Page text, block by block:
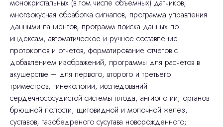
монокристальных (в том числе объемных) датчиков;
многфокусная обработка сигналов, программа управления
данными пациентов, программ поиска данных по
индексам, автоматическое и ручное составление
протоколов и отчетов, форматирование отчетов с
добавлением изображений, программы для расчетов в
акушерстве – для первого, второго и третьего
триместров, гинекологии, исследований
сердечнососудистой системы плода, ангиологии, органов
брюшной полости, щитовидной и молочной желез,
суставов, тазобедреного сусутава новорожденного;